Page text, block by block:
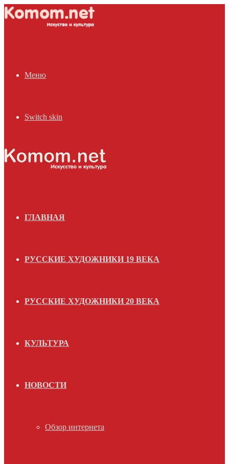
Меню
Switch skin
ГЛАВНАЯ
РУССКИЕ ХУДОЖНИКИ 19 ВЕКА
РУССКИЕ ХУДОЖНИКИ 20 ВЕКА
КУЛЬТУРА
НОВОСТИ
Обзор интернета